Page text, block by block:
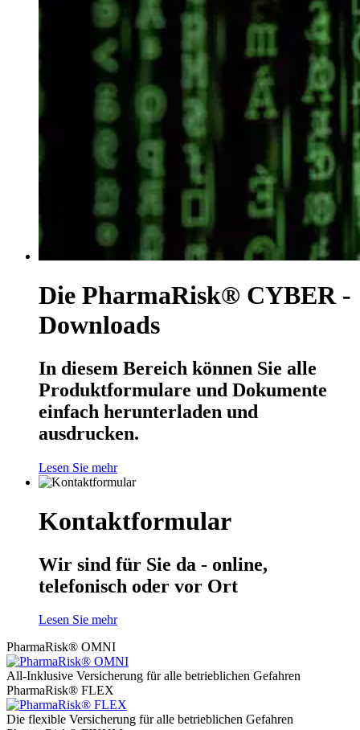
Die PharmaRisk® CYBER -
Downloads
In diesem Bereich können Sie alle
Produktformulare und Dokumente
einfach herunterladen und
ausdrucken.
Lesen Sie mehr
Kontaktformular
Wir sind für Sie da - online,
telefonisch oder vor Ort
Lesen Sie mehr
PharmaRisk® OMNI
All-Inklusive Versicherung für alle betrieblichen Gefahren
PharmaRisk® FLEX
Die flexible Versicherung für alle betrieblichen Gefahren